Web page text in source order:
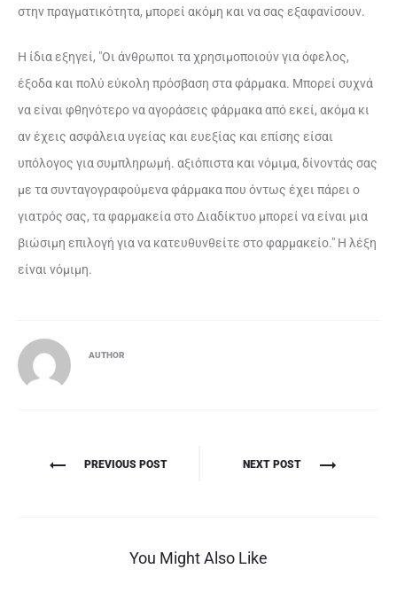
στην πραγματικότητα, μπορεί ακόμη και να σας εξαφανίσουν.
Η ίδια εξηγεί, "Οι άνθρωποι τα χρησιμοποιούν για όφελος,
έξοδα και πολύ εύκολη πρόσβαση στα φάρμακα. Μπορεί συχνά
να είναι φθηνότερο να αγοράσεις φάρμακα από εκεί, ακόμα κι
αν έχεις ασφάλεια υγείας και ευεξίας και επίσης είσαι
υπόλογος για συμπληρωμή. αξιόπιστα και νόμιμα, δίνοντάς σας
με τα συνταγογραφούμενα φάρμακα που όντως έχει πάρει ο
γιατρός σας, τα φαρμακεία στο Διαδίκτυο μπορεί να είναι μια
βιώσιμη επιλογή για να κατευθυνθείτε στο φαρμακείο." Η λέξη
είναι νόμιμη.
AUTHOR
Πλοήγηση
PREVIOUS POST NEXT POST
You Might Also Like